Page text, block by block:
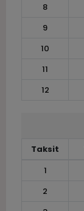
8
9
10
11
12
Taksit
1
2